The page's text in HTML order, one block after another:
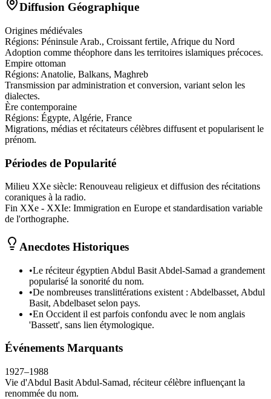
Diffusion Géographique
Origines médiévales
Régions: Péninsule Arab., Croissant fertile, Afrique du Nord
Adoption comme théophore dans les territoires islamiques précoces.
Empire ottoman
Régions: Anatolie, Balkans, Maghreb
Transmission par administration et conversion, variant selon les
dialectes.
Ère contemporaine
Régions: Égypte, Algérie, France
Migrations, médias et récitateurs célèbres diffusent et popularisent le
prénom.
Périodes de Popularité
Milieu XXe siècle: Renouveau religieux et diffusion des récitations
coraniques à la radio.
Fin XXe - XXIe: Immigration en Europe et standardisation variable
de l'orthographe.
Anecdotes Historiques
•Le réciteur égyptien Abdul Basit Abdel-Samad a grandement
popularisé la sonorité du nom.
•De nombreuses translittérations existent : Abdelbasset, Abdul
Basit, Abdelbaset selon pays.
•En Occident il est parfois confondu avec le nom anglais
'Bassett', sans lien étymologique.
Événements Marquants
1927–1988
Vie d'Abdul Basit Abdul-Samad, réciteur célèbre influençant la
renommée du nom.